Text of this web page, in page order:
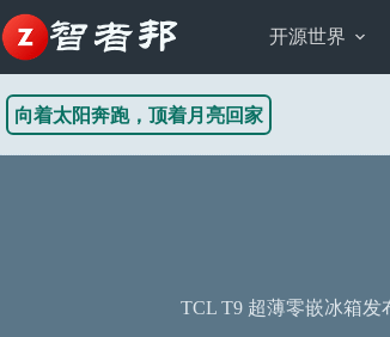
至
内
开源世界
向着太阳奔跑，顶着月亮回家
TCL T9 超薄零嵌冰箱发